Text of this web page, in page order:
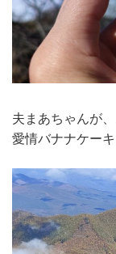
夫まあちゃんが
愛情バナナケー